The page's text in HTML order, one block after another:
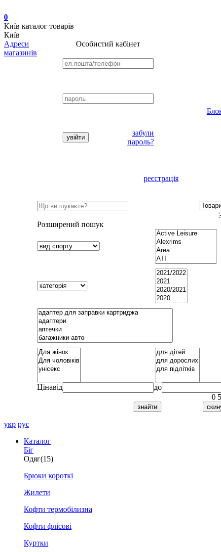
0
Київ каталог товарів
Київ
Адреси
магазинів
Особистий кабінет
забули
пароль?
реєстрація
Розширений пошук
Цінавід
до
0
укр рус
Каталог
Біг
Одяг(15)
Брюки короткі
Жилети
Кофти термобілизна
Кофти флісові
Куртки